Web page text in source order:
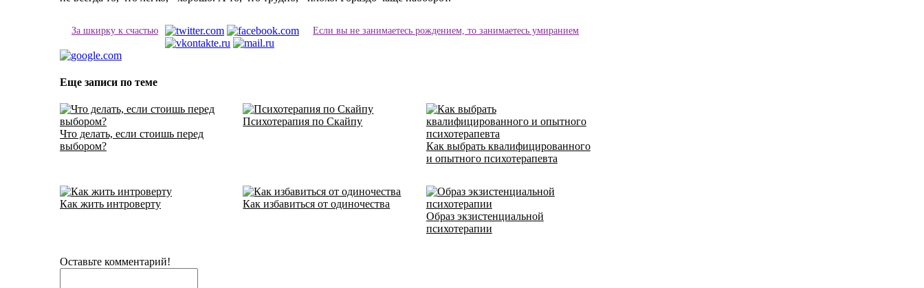
За шкирку к счастью Если вы не занимаетесь рождением, то занимаетесь умиранием
Еще записи по теме
Что делать, если стоишь перед
выбором?
Психотерапия по Скайпу
Как выбрать квалифицированного
и опытного психотерапевта
Как жить интроверту
Как избавиться от одиночества
Образ экзистенциальной
психотерапии
Оставьте комментарий!